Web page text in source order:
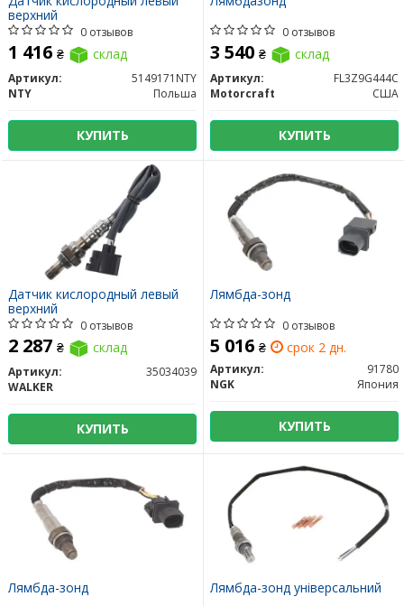
верхний
0 отзывов
1 416 ₴ склад
Артикул:
5149171NTY
NTY
Польша
КУПИТЬ
0 отзывов
3 540 ₴ склад
Артикул:
FL3Z9G444C
Motorcraft
США
КУПИТЬ
Датчик кислородный левый
верхний
0 отзывов
2 287 ₴ склад
Артикул:
35034039
WALKER
КУПИТЬ
Лямбда-зонд
0 отзывов
5 016 ₴ срок 2 дн.
Артикул:
91780
NGK
Япония
КУПИТЬ
Лямбда-зонд Лямбда-зонд універсальний